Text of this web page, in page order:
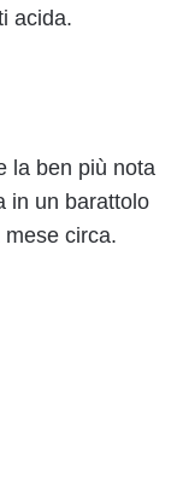
acida.
la ben più nota
in un barattolo
circa.